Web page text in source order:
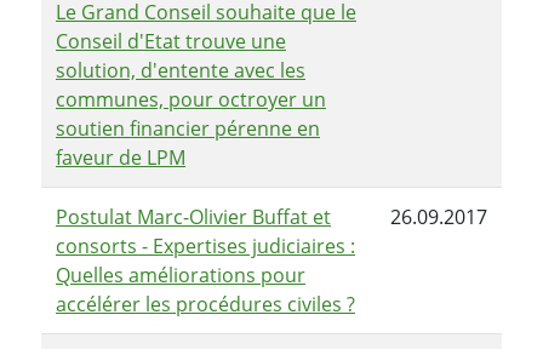
Le Grand Conseil souhaite que le
Conseil d'Etat trouve une
solution, d'entente avec les
communes, pour octroyer un
soutien financier pérenne en
faveur de LPM
Postulat Marc-Olivier Buffat et
consorts - Expertises judiciaires :
Quelles améliorations pour
accélérer les procédures civiles ?
26.09.2017